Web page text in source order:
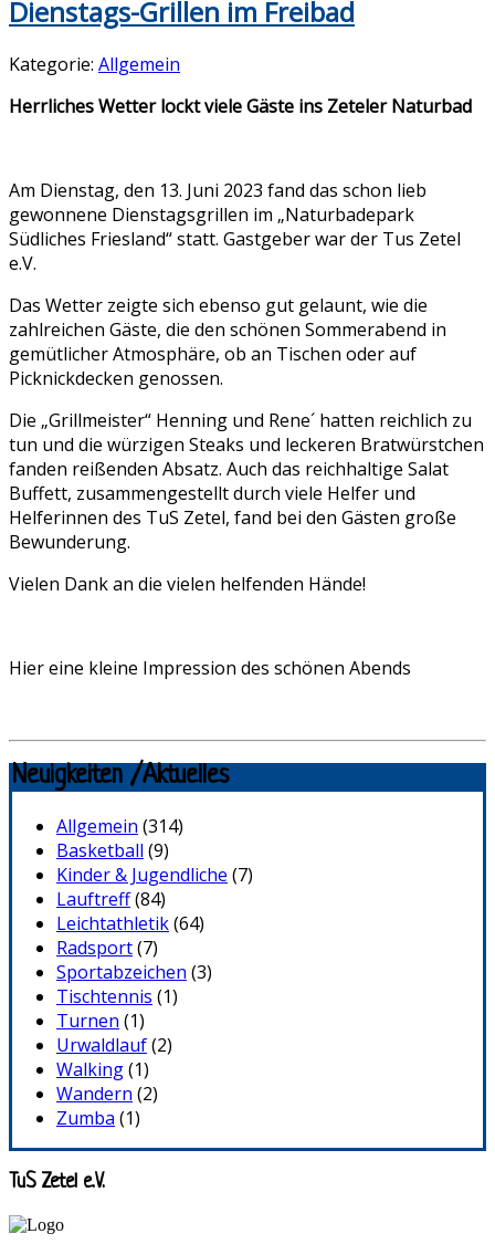
Dienstags-Grillen im Freibad
Kategorie: Allgemein
Herrliches Wetter lockt viele Gäste ins Zeteler Naturbad
Am Dienstag, den 13. Juni 2023 fand das schon lieb
gewonnene Dienstagsgrillen im „Naturbadepark
Südliches Friesland“ statt. Gastgeber war der Tus Zetel
e.V.
Das Wetter zeigte sich ebenso gut gelaunt, wie die
zahlreichen Gäste, die den schönen Sommerabend in
gemütlicher Atmosphäre, ob an Tischen oder auf
Picknickdecken genossen.
Die „Grillmeister“ Henning und Rene´ hatten reichlich zu
tun und die würzigen Steaks und leckeren Bratwürstchen
fanden reißenden Absatz. Auch das reichhaltige Salat
Buffett, zusammengestellt durch viele Helfer und
Helferinnen des TuS Zetel, fand bei den Gästen große
Bewunderung.
Vielen Dank an die vielen helfenden Hände!
Hier eine kleine Impression des schönen Abends
Neuigkeiten /Aktuelles
Allgemein (314)
Basketball (9)
Kinder & Jugendliche (7)
Lauftreff(84)
Leichtathletik(64)
Radsport(7)
Sportabzeichen (3)
Tischtennis (1)
Turnen (1)
Urwaldlauf(2)
Walking(1)
Wandern (2)
Zumba (1)
TuS Zetel e.V.